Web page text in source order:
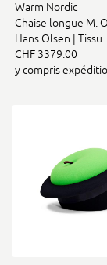
Warm Nordic
Chaise longue M.
Hans Olsen | Tissu
CHF 3379.00
y compris